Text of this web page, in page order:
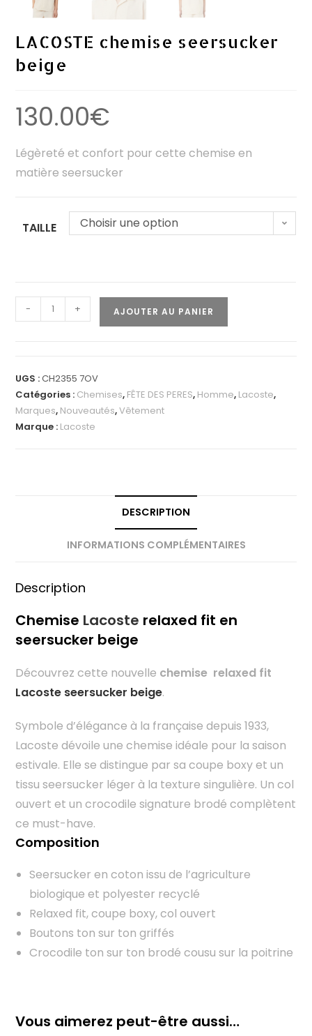
LACOSTE chemise seersucker
beige
130.00€
Légèreté et confort pour cette chemise en
matière seersucker
TAILLE Choisir une option
- + AJOUTER AU PANIER
UGS :CH2355 7OV
Catégories : Chemises, FÊTE DES PERES, Homme, Lacoste,
Marques, Nouveautés,Vêtement
Marque : Lacoste
DESCRIPTION
INFORMATIONS COMPLÉMENTAIRES
Description
Chemise Lacoste relaxed fit en
seersucker beige
Découvrez cette nouvelle chemise relaxed fit
Lacoste seersucker beige.
Symbole d’élégance à la française depuis 1933,
Lacoste dévoile une chemise idéale pour la saison
estivale. Elle se distingue par sa coupe boxy et un
tissu seersucker léger à la texture singulière. Un col
ouvert et un crocodile signature brodé complètent
ce must-have.
Composition
Seersucker en coton issu de l’agriculture
biologique et polyester recyclé
Relaxed fit, coupe boxy, col ouvert
Boutons ton sur ton griffés
Crocodile ton sur ton brodé cousu sur la poitrine
Vous aimerez peut-être aussi…